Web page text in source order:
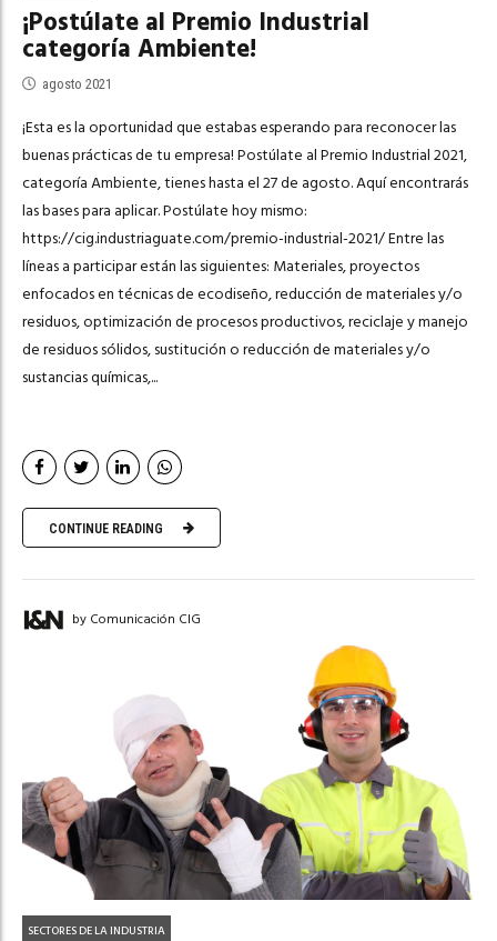
¡Postúlate al Premio Industrial
categoría Ambiente!
agosto 2021
¡Esta es la oportunidad que estabas esperando para reconocer las
buenas prácticas de tu empresa! Postúlate al Premio Industrial 2021,
categoría Ambiente, tienes hasta el 27 de agosto. Aquí encontrarás
las bases para aplicar. Postúlate hoy mismo:
https://cig.industriaguate.com/premio-industrial-2021/ Entre las
líneas a participar están las siguientes: Materiales, proyectos
enfocados en técnicas de ecodiseño, reducción de materiales y/o
residuos, optimización de procesos productivos, reciclaje y manejo
de residuos sólidos, sustitución o reducción de materiales y/o
sustancias químicas,...
CONTINUE READING
by Comunicación CIG
SECTORES DE LA INDUSTRIA